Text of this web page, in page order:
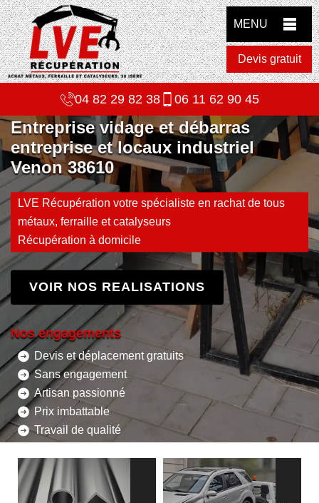
MENU
Devis gratuit
04 82 29 82 38 06 11 62 90 45
Entreprise vidage et débarras
entreprise et locaux industriel
Venon 38610
LVE Récupération votre spécialiste en rachat de tous
métaux, ferraille et catalyseurs
Récupération à domicile
VOIR NOS REALISATIONS
Nos engagements
Devis et déplacement gratuits
Sans engagement
Artisan passionné
Prix imbattable
Travail de qualité